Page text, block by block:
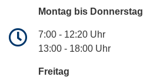
Montag bis Donnerstag
7:00 - 12:20 Uhr
13:00 - 18:00 Uhr
Freitag